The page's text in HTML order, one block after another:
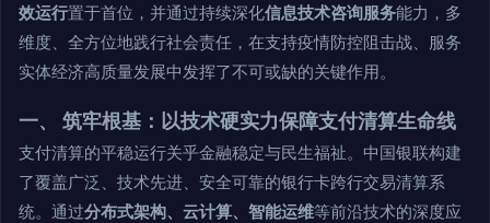
效运行置于首位，并通过持续深化信息技术咨询服务能力，多
维度、全方位地践行社会责任，在支持疫情防控阻击战、服务
实体经济高质量发展中发挥了不可或缺的关键作用。
一、 筑牢根基：以技术硬实力保障支付清算生命线
支付清算的平稳运行关乎金融稳定与民生福祉。中国银联构建
了覆盖广泛、技术先进、安全可靠的银行卡跨行交易清算系
统。通过分布式架构、云计算、智能运维等前沿技术的深度应